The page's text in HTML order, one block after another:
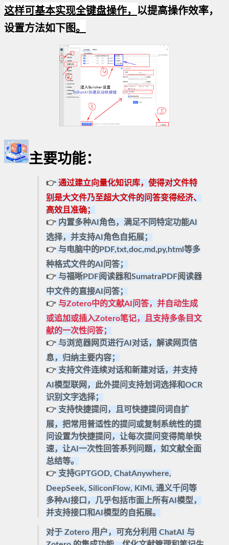
这样可基本实现全键盘操作， 以提高操作效率，
设置方法如下图。
主要功能：
👉 通过建立向量化知识库，使得对文件特
别是大文件乃至超大文件的问答变得经济、
高效且准确；
👉 内置多种AI角色，满足不同特定功能AI
选择，并支持AI角色自拓展；
👉 与电脑中的PDF,txt,doc,md,py,html等多
种格式文件的AI问答；
👉 与福晰PDF阅读器和SumatraPDF阅读器
中文件的直接AI问答；
👉 与Zotero中的文献AI问答，并自动生成
或追加或插入Zotero笔记，且支持多条目文
献的一次性问答；
👉 与浏览器网页进行AI对话，解读网页信
息，归纳主要内容；
👉 支持文件连续对话和新建对话，并支持
AI模型联网 ，此外提问支持划词选择和OCR
识别文字选择；
👉 支持快捷提问，且可快捷提问词自扩
展，把常用普适性的提问或复制系统性的提
问设置为快捷提问，让每次提问变得简单快
速，让AI一次性回答系列问题，如文献全面
总结等。
👉 支持GPTGOD, ChatAnywhere,
DeepSeek, SiliconFlow, KiMi, 通义千问等
多种AI接口 ，几乎包括市面上所有AI模型，
并支持接口和AI模型的自拓展。
对于 Zotero 用户，可充分利用 ChatAI 与